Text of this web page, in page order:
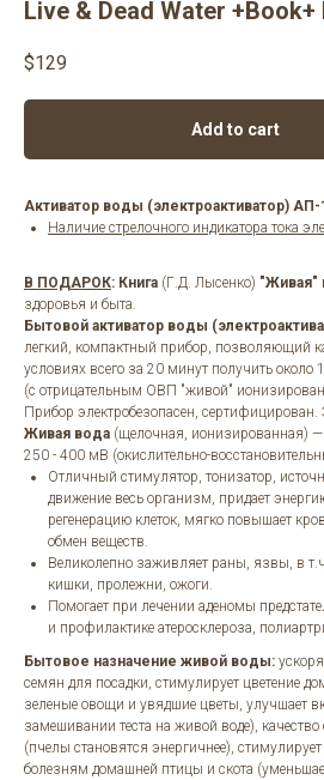
Live & Dead Water +Book+
$129
Add to cart
Активатор воды (электроактиватор)
Наличие стрелочного индикатора тока
В ПОДАРОК: Книга (Г.Д. Лысенко) "Живая"
здоровья и быта.
Бытовой активатор воды
легкий, компактный прибор, позволяющий
условиях всего за 20 минут получить около
(с отрицательным ОВП "живой"
Прибор электробезопасен, сертифицирован.
Живая вода (щелочная, ионизированная)
250 - 400 мВ (окислительно-
Отличный стимулятор, тонизатор,
движение весь организм, придает
регенерацию клеток, мягко повышает
обмен веществ.
Великолепно заживляет раны, язвы, в
кишки, пролежни, ожоги.
Помогает при лечении аденомы
и профилактике атеросклероза,
Бытовое назначение живой воды:
семян для посадки, стимулирует цветение
зеленые овощи и увядшие цветы, улучшает
замешивании теста на живой воде),
(пчелы становятся энергичнее),
болезням домашней птицы и скота